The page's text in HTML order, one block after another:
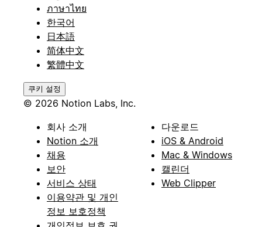
ภาษาไทย
한국어
日本語
简体中文
繁體中文
쿠키 설정
© 2026 Notion Labs, Inc.
회사 소개
Notion 소개
채용
보안
서비스 상태
이용약관 및 개인
정보 보호정책
다운로드
iOS & Android
Mac & Windows
캘린더
Web Clipper